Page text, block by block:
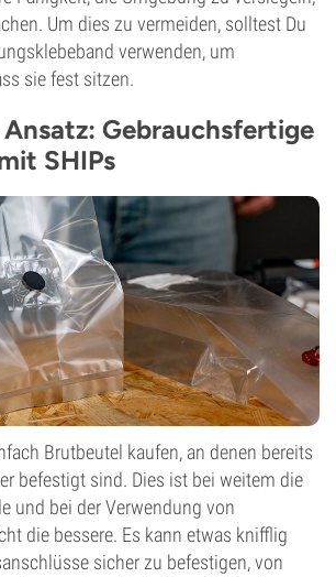
Um dies zu vermeiden, solltest Du
verwenden, um
sie fest sitzen.
Gebrauchsfertige
SHIPs
Brutbeutel kaufen, an denen bereits
befestigt sind. Dies ist bei weitem die
und bei der Verwendung von
die bessere. Es kann etwas knifflig
sicher zu befestigen, von